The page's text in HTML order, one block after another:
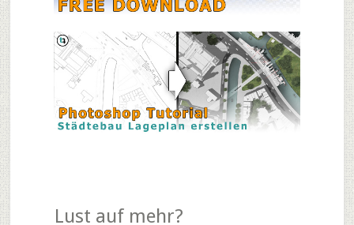
Lust auf mehr?